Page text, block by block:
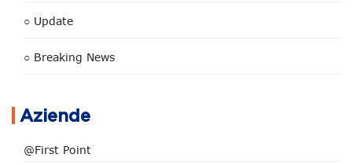
○ Update
○ Breaking News
Aziende
@First Point